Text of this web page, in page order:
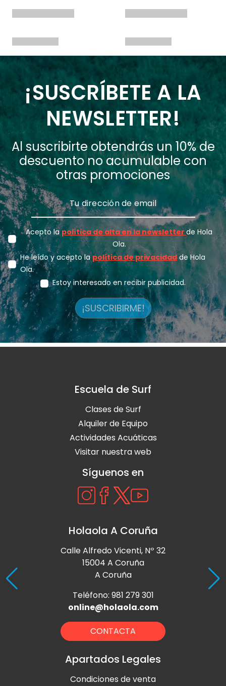
¡SUSCRÍBETE A LA
NEWSLETTER!
Al suscribirte obtendrás un 10% de
descuento no acumulable con
otras promociones
Acepto lapolítica de alta en la newsletter de Hola
Ola.
He leído y acepto lapolítica de privacidadde Hola
Ola.
Estoy interesado en recibir publicidad.
¡SUSCRIBIRME!
Escuela de Surf
Clases de Surf
Alquiler de Equipo
Actividades Acuáticas
Visitar nuestra web
Síguenos en
Holaola A Coruña
Calle Alfredo Vicenti, Nº 32
15004 A Coruña
A Coruña
Teléfono: 981 279 301
online@holaola.com
CONTACTA
Apartados Legales
Condiciones de venta